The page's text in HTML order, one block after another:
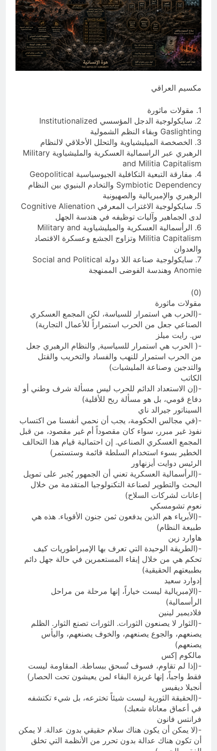
14 ساعة Ago
إقليم كردستان إلى أين؟ الطريق إلى
سقوط الحكومات… يبدأ من خلف أبوابها
المغلقة19 ساعة Ago
مكسيم العراقي
1. مقولات ماثورة
2. سايكولوجية الدجل المؤسسي Institutionalized
Gaslighting وبقاء النظم الشمولية
3. الخصخصة الميليشياوية والتحلل الأخلاقي لالنظام
الرهبري عبر الراسمالية العسكرية والمليشياوية Military
and Militia Capitalism
4. مفارقة التبعية التكافلية الجيوسياسية Geopolitical
Symbiotic Dependency والتخادم البنيوي بين النظام
الرهبري والإمبريالية والصهيونية
5. سايكولوجية الاغتراب المعرفي Cognitive Alienation
لدى الجماهير وآليات توظيفه في هندسة الجهل
6. الرأسمالية العسكرية والميليشياوية Military and
Militia Capitalism وتزاوج الجشع وعسكرة الاقتصاد
والعدوان
7. سايكولوجية صناعة اللا دولة Social and Political
Anomie وهندسة الفوضى الممنهجة
(0)
مقولات ماثورة
-(الحرب هي استمرار للسياسة، لكن المجمع العسكري
الصناعي جعل من الحرب استمراراً للأعمال التجارية)
س. رايت ميلز
-( الحرب هي استمرار للسياسية, والنظام الرهبري جعل
من الحرب استمرار للنهب والفساد والتخريب والقتل
والتدجين وصناعة المليشيات)
الكاتب
-(إن الاستعداد الدائم للحرب ليس مسألة شرف وطني أو
دفاع قومي، بل هو مسألة ربح للأقلية)
السيناتور جيرالد ناي
-(في مجالس الحكومة، يجب أن نحمي أنفسنا من اكتساب
نفوذ غير مبرر، سواء كان مقصوداً أم غير مقصود، من قبل
المجمع العسكري الصناعي. إن احتمالية قيام هذا التحالف
الخطير بسوء استخدام السلطة قائمة وستستمر)
الرئيس دوايت أيزنهاور
-(الرأسمالية العسكرية تعني أن الجمهور يُجبر على تمويل
البحث والتطوير لصناعة التكنولوجيا المتقدمة من خلال
إعانات لشركات السلاح)
نعوم تشومسكي
-(الأبرياء هم الذين يدفعون ثمن جنون الأقوياء. هذه هي
طبيعة النظام)
هاوارد زين
-(الطريقة الوحيدة التي تعرف بها الإمبراطوريات كيف
تحكم هي من خلال إبقاء المستعمرين في حالة جهل دائم
بطبيعتهم الحقيقية)
إدوارد سعيد
-(الإمبريالية ليست خياراً، إنها مرحلة من مراحل
الرأسمالية)
فلاديمير لينين
-(الثوار لا يصنعون الثورات. الثورات تصنع الثوار. الظلم
يصنعهم، والجوع يصنعهم، والخوف يصنعهم، واليأس
يصنعهم)
مالكوم إكس
-(إذا لم تقاوم، فسوف تُسحق ببساطة. المقاومة ليست
فقط واجباً، إنها غريزة البقاء لمن يعيشون تحت الحصار)
أنجيلا ديفيس
-(الحقيقة الثورية ليست شيئاً تخترعه، بل شيء تكتشفه
في أعماق معاناة شعبك)
فرانتس فانون
-(لا يمكن أن يكون هناك سلام حقيقي بدون عدالة. لا يمكن
أن تكون هناك عدالة بدون تحرر من الأنظمة التي تخلق